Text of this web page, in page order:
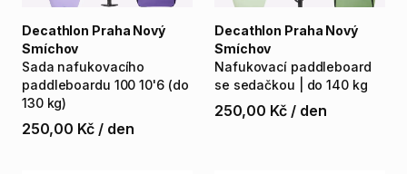
Sada nafukovacího
paddleboardu 100 10'6 (do
130 kg)
Decathlon Praha Nový
Smíchov
250,00 Kč / den
Nafukovací paddleboard
se sedačkou do 140 kg
Decathlon Praha Nový
Smíchov
250,00 Kč / den